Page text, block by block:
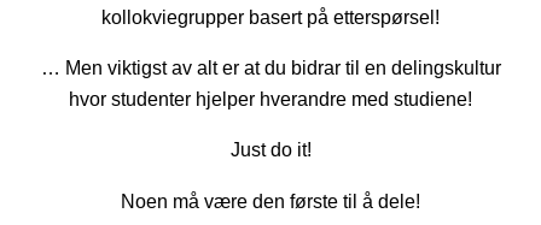
kollokviegrupper basert på etterspørsel!
… Men viktigst av alt er at du bidrar til en delingskultur
hvor studenter hjelper hverandre med studiene!
Just do it!
Noen må være den første til å dele!